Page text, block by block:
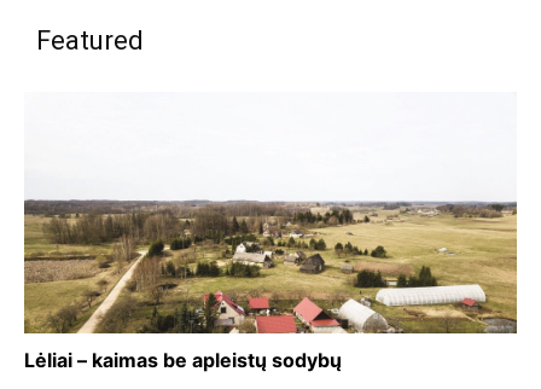
Featured
Lėliai – kaimas be apleistų sodybų